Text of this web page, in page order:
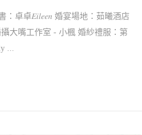
：卓卓𝐸𝑖𝑙𝑒𝑒𝑛 婚宴場地：茹曦酒店
大嘴工作室 - 小楓 婚紗禮服：第
...